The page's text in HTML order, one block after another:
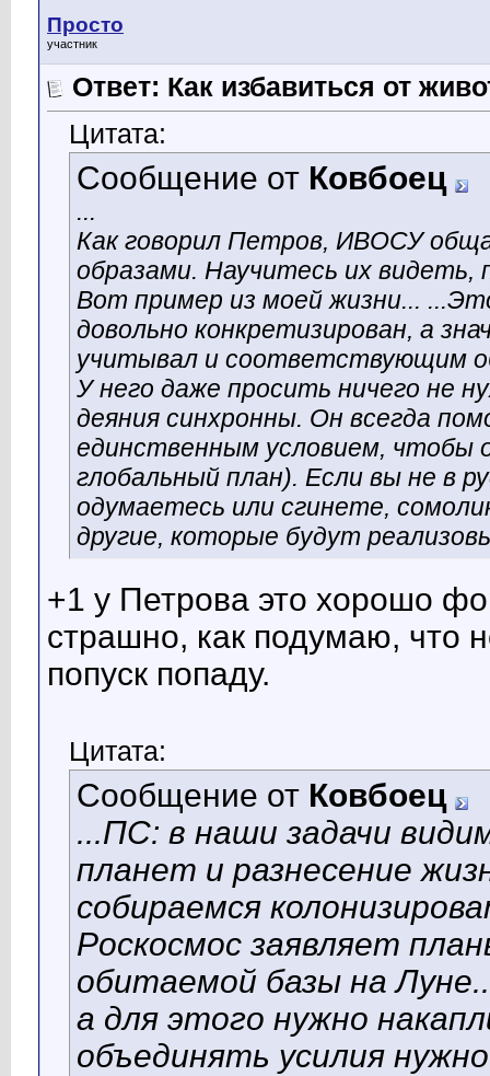
Просто
участник
Ответ: Как избавиться от
Цитата:
Сообщение от Ковбоец
...
Как говорил Петров, ИВОСУ
образами. Научитесь их видеть,
Вот пример из моей жизни...
довольно конкретизирован, а
учитывал и соответствующим
У него даже просить ничего не
деяния синхронны. Он всегда
единственным условием, чтобы
глобальный план). Если вы не в
одумаетесь или сгинете,
другие, которые будут
+1 у Петрова это хорошо
страшно, как подумаю, что
попуск попаду.
Цитата:
Сообщение от Ковбоец
...ПС: в наши задачи
планет и разнесение
собираемся
Роскосмос заявляет
обитаемой базы на
а для этого нужно
объединять усилия